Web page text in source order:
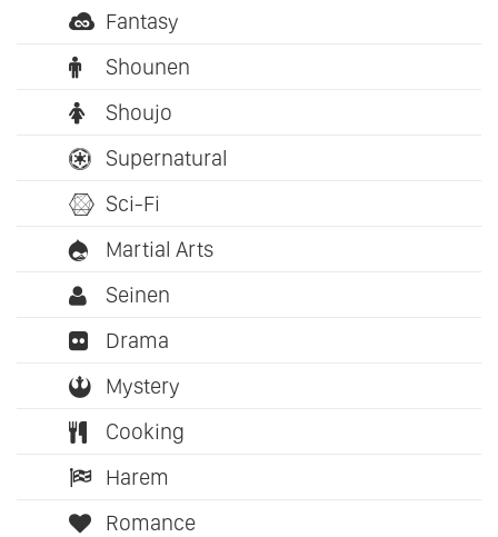
Fantasy
Shounen
Shoujo
Supernatural
Sci-Fi
Martial Arts
Seinen
Drama
Mystery
Cooking
Harem
Romance